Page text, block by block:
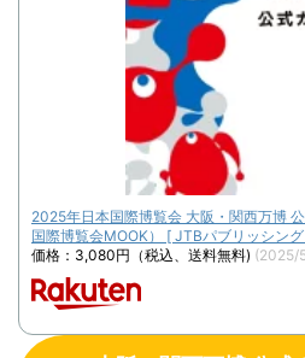
2025年日本国際博覧会 大阪・関西万博
国際博覧会MOOK） [ JTBパブリッシン
価格：3,080円（税込、送料無料) (2025/